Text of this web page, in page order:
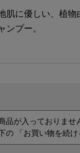
肌に優しい、植物
ンプー。
品が入っておりませ
の 「お買い物を続け